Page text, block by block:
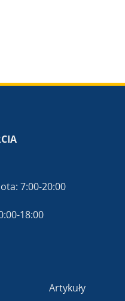
7:00-20:00
18:00
Artykuły